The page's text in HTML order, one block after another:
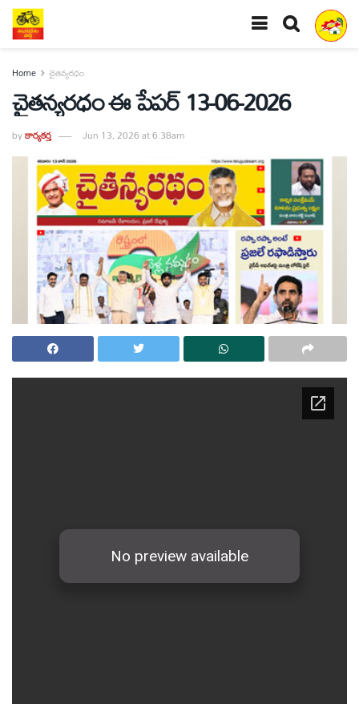
Home చైతన్యరధం
చైతన్యరధం ఈ పేపర్ 13-06-2026
byకార్యకర్త Jun 13, 2026 at 6:38am